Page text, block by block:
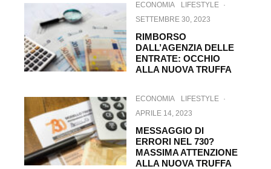
ECONOMIA LIFESTYLE ·
SETTEMBRE 30, 2023
RIMBORSO
DALL’AGENZIA DELLE
ENTRATE: OCCHIO
ALLA NUOVA TRUFFA
ECONOMIA LIFESTYLE ·
APRILE 14, 2023
MESSAGGIO DI
ERRORI NEL 730?
MASSIMA ATTENZIONE
ALLA NUOVA TRUFFA